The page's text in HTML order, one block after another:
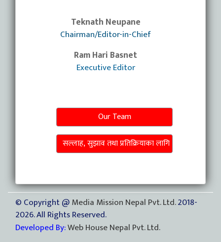
Teknath Neupane
Chairman/Editor-in-Chief
Ram Hari Basnet
Executive Editor
Our Team
सल्लाह, सुझाव तथा प्रतिक्रियाका लागि
© Copyright @Media Mission Nepal Pvt. Ltd.2018-
2026. All Rights Reserved.
Developed By:Web House Nepal Pvt. Ltd.